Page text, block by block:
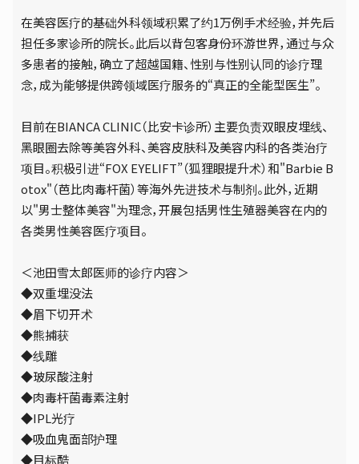
在美容医疗的基础外科领域积累了约1万例手术经验，并先后
担任多家诊所的院长。此后以背包客身份环游世界，通过与众
多患者的接触，确立了超越国籍、性别与性别认同的诊疗理
念，成为能够提供跨领域医疗服务的“真正的全能型医生”。
目前在BIANCA CLINIC（比安卡诊所）主要负责双眼皮埋线、
黑眼圈去除等美容外科、美容皮肤科及美容内科的各类治疗
项目。积极引进“FOX EYELIFT”（狐狸眼提升术）和"Barbie B
otox"（芭比肉毒杆菌）等海外先进技术与制剂。此外，近期
以"男士整体美容"为理念，开展包括男性生殖器美容在内的
各类男性美容医疗项目。
＜池田雪太郎医师的诊疗内容＞
◆双重埋没法
◆眉下切开术
◆熊捕获
◆线雕
◆玻尿酸注射
◆肉毒杆菌毒素注射
◆IPL光疗
◆吸血鬼面部护理
◆目标酷